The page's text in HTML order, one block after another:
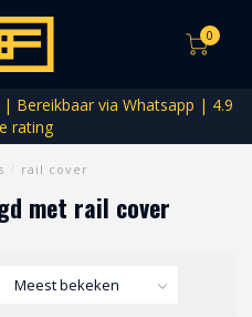
0
Bereikbaar via Whatsapp | 4.9
rating
rail cover
met rail cover